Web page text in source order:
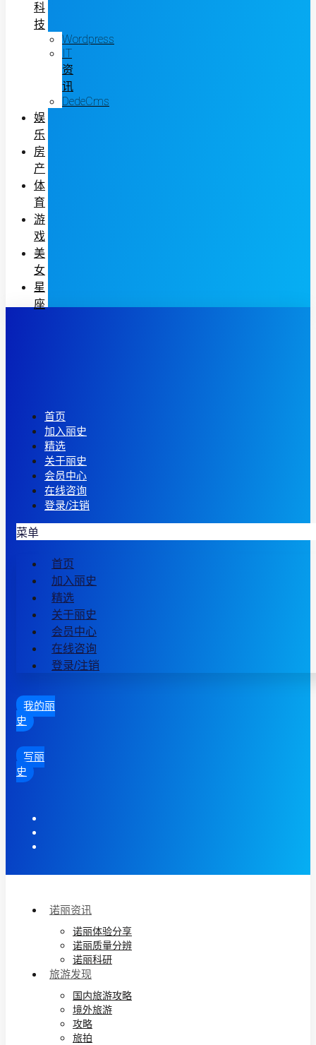
科
技
Wordpress
IT
资
讯
DedeCms
娱
乐
房
产
体
育
游
戏
美
女
星
座
首页
加入丽史
精选
关于丽史
会员中心
在线咨询
登录/注销
菜单
首页
加入丽史
精选
关于丽史
会员中心
在线咨询
登录/注销
我的丽
史
写丽
史
诺丽资讯
诺丽体验分享
诺丽质量分辨
诺丽科研
旅游发现
国内旅游攻略
境外旅游
攻略
旅拍